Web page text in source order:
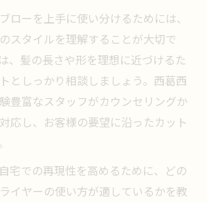
ローを上手に使い分けるためには、
スタイルを理解することが大切で
、髪の長さや形を理想に近づけるた
としっかり相談しましょう。西葛西
豊富なスタッフがカウンセリングか
応し、お客様の要望に沿ったカット
宅での再現性を高めるために、どの
イヤーの使い方が適しているかを教